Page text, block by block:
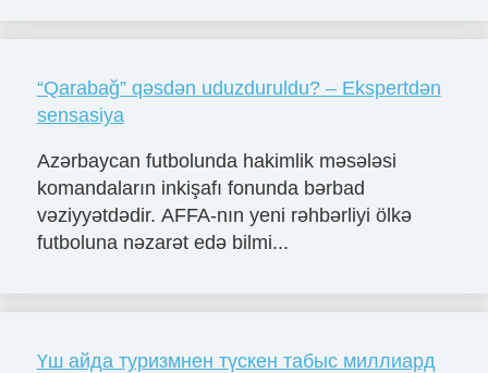
“Qarabağ” qəsdən uduzduruldu? – Ekspertdən
sensasiya
Azərbaycan futbolunda hakimlik məsələsi
komandaların inkişafı fonunda bərbad
vəziyyətdədir. AFFA-nın yeni rəhbərliyi ölkə
futboluna nəzarət edə bilmi...
Үш айда туризмнен түскен табыс миллиард